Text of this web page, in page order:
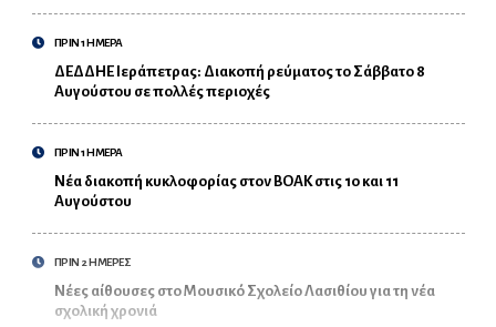
ΠΡΙΝ 1 ΗΜΕΡΑ
ΔΕΔΔΗΕ Ιεράπετρας: Διακοπή ρεύματος το Σάββατο 8
Αυγούστου σε πολλές περιοχές
ΠΡΙΝ 1 ΗΜΕΡΑ
Νέα διακοπή κυκλοφορίας στον ΒΟΑΚ στις 10 και 11
Αυγούστου
ΠΡΙΝ 2 ΗΜΕΡΕΣ
Νέες αίθουσες στο Μουσικό Σχολείο Λασιθίου για τη νέα
σχολική χρονιά